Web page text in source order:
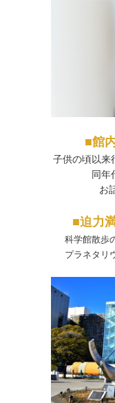
■館
子供の頃以来
同年
お
■迫力
科学館散歩
プラネタリ